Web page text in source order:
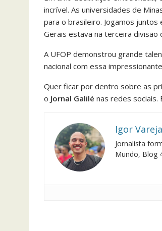
incrível. As universidades de
para o brasileiro. Jogamos juntos
Gerais estava na terceira divisão
A UFOP demonstrou grande
nacional com essa
Quer ficar por dentro sobre as
o Jornal Galilé nas redes sociais.
Igor
Jornalista
Mundo, Blog